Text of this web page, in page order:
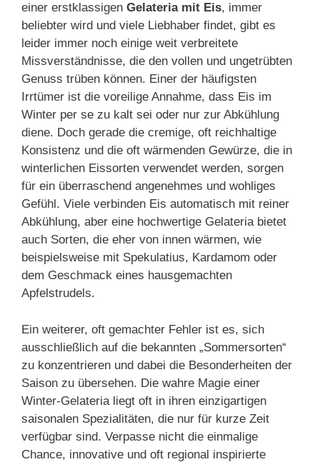
einer erstklassigen Gelateria mit Eis, immer
beliebter wird und viele Liebhaber findet, gibt es
leider immer noch einige weit verbreitete
Missverständnisse, die den vollen und ungetrübten
Genuss trüben können. Einer der häufigsten
Irrtümer ist die voreilige Annahme, dass Eis im
Winter per se zu kalt sei oder nur zur Abkühlung
diene. Doch gerade die cremige, oft reichhaltige
Konsistenz und die oft wärmenden Gewürze, die in
winterlichen Eissorten verwendet werden, sorgen
für ein überraschend angenehmes und wohliges
Gefühl. Viele verbinden Eis automatisch mit reiner
Abkühlung, aber eine hochwertige Gelateria bietet
auch Sorten, die eher von innen wärmen, wie
beispielsweise mit Spekulatius, Kardamom oder
dem Geschmack eines hausgemachten
Apfelstrudels.
Ein weiterer, oft gemachter Fehler ist es, sich
ausschließlich auf die bekannten „Sommersorten“
zu konzentrieren und dabei die Besonderheiten der
Saison zu übersehen. Die wahre Magie einer
Winter-Gelateria liegt oft in ihren einzigartigen
saisonalen Spezialitäten, die nur für kurze Zeit
verfügbar sind. Verpasse nicht die einmalige
Chance, innovative und oft regional inspirierte